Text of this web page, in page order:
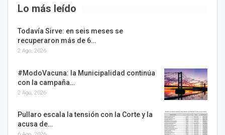
Lo más leído
Todavía Sirve: en seis meses se
recuperaron más de 6…
2 Ago, 2026
#ModoVacuna: la Municipalidad continúa
con la campaña…
2 Ago, 2026
Pullaro escala la tensión con la Corte y la
acusa de…